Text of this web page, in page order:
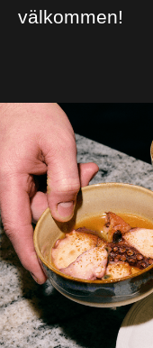
välkommen!